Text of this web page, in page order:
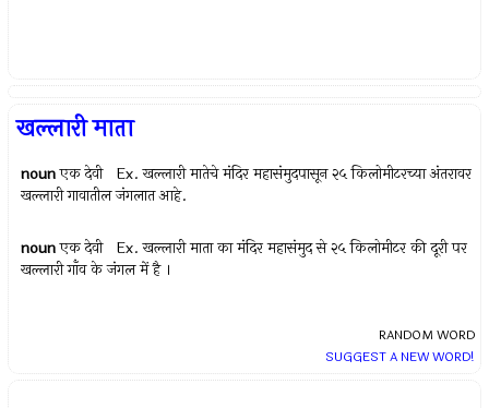
खल्लारी माता
noun एक देवी Ex.खल्लारी मातेचे मंदिर महासंमुदपासून २५ किलोमीटरच्या अंतरावर
खल्लारी गावातील जंगलात आहे.
noun एक देवी Ex.खल्लारी माता का मंदिर महासंमुद से २५ किलोमीटर की दूरी पर
खल्लारी गाँव के जंगल में है ।
RANDOM WORD
SUGGEST A NEW WORD!